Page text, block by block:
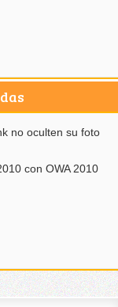
no oculten su foto
con OWA 2010